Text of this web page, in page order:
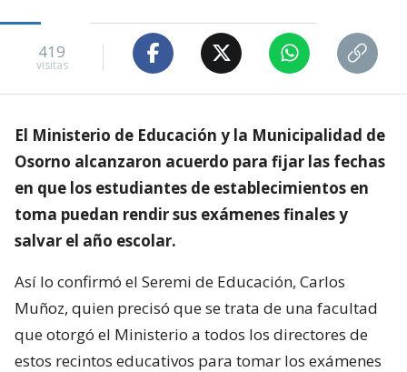
419
visitas
El Ministerio de Educación y la Municipalidad de
Osorno alcanzaron acuerdo para fijar las fechas
en que los estudiantes de establecimientos en
toma puedan rendir sus exámenes finales y
salvar el año escolar.
Así lo confirmó el Seremi de Educación, Carlos
Muñoz, quien precisó que se trata de una facultad
que otorgó el Ministerio a todos los directores de
estos recintos educativos para tomar los exámenes